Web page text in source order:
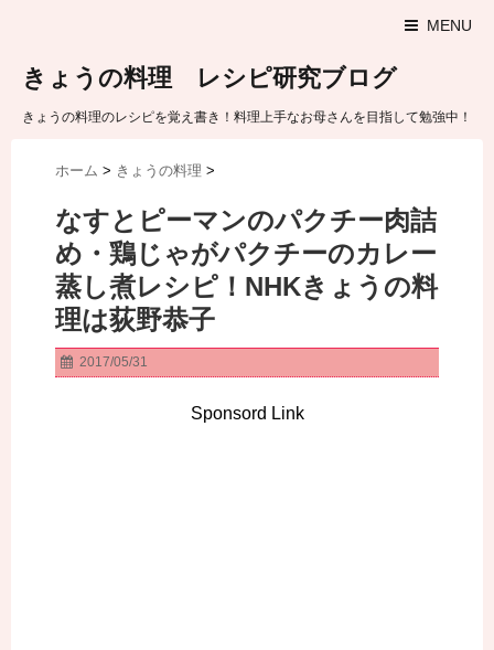
MENU
きょうの料理 レシピ研究ブログ
きょうの料理のレシピを覚え書き！料理上手なお母さんを目指して勉強中！
ホーム > きょうの料理 >
なすとピーマンのパクチー肉詰
め・鶏じゃがパクチーのカレー
蒸し煮レシピ！NHKきょうの料
理は荻野恭子
2017/05/31
Sponsord Link